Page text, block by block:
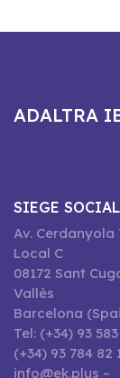
ADALTRA
SIEGE SOCIAL
Av. Cerdanyola
Local C
08172 Sant
Vallès
Barcelona
Tel: (+34) 93
(+34) 93 784 82
info@ek.plus –